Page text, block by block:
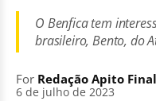
O Benfica tem
brasileiro, Bento, do
For Redação Apito Final
6 de julho de 2023